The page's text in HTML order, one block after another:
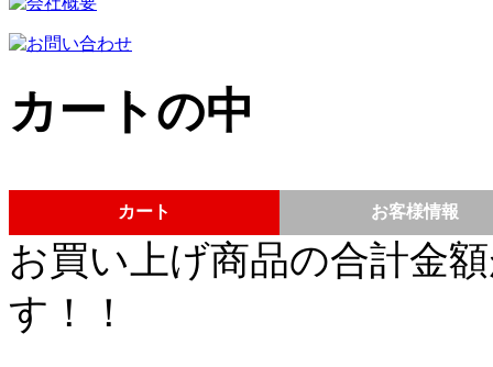
カートの中
カート お客様情報
お買い上げ商品の合計金
す！！